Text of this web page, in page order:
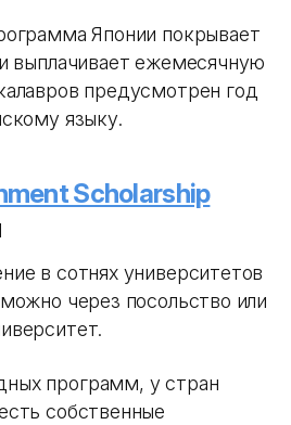
Японии покрывает
выплачивает ежемесячную
предусмотрен год
языку.
Scholarship
в сотнях университетов
через посольство или
программ, у стран
собственные